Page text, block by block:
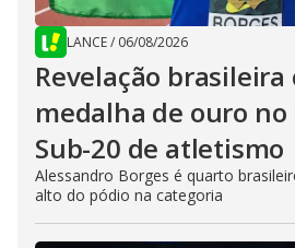
LANCE/ 06/08/2026
Revelação
medalha de ouro
Sub-20 de atletismo
Alessandro Borges é quarto
alto do pódio na categoria